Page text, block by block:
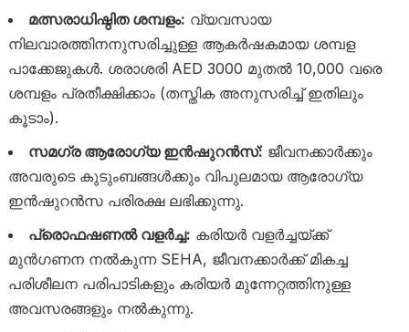
മത്സരാധിഷ്ഠിത ശമ്പളം: വ്യവസായ
നിലവാരത്തിനനുസരിച്ചുള്ള ആകർഷകമായ ശമ്പള
പാക്കേജുകൾ. ശരാശരി AED 3000 മുതൽ 10,000 വരെ
ശമ്പളം പ്രതീക്ഷിക്കാം (തസ്തിക അനുസരിച്ച് ഇതിലും
കൂടാം).
സമഗ്ര ആരോഗ്യ ഇൻഷുറൻസ്: ജീവനക്കാർക്കും
അവരുടെ കുടുംബങ്ങൾക്കും വിപുലമായ ആരോഗ്യ
ഇൻഷുറൻസ പരിരക്ഷ ലഭിക്കുന്നു.
പ്രൊഫഷണൽ വളർച്ച: കരിയർ വളർച്ചയ്ക്ക്
മുൻഗണന നൽകുന്ന SEHA, ജീവനക്കാർക്ക് മികച്ച
പരിശീലന പരിപാടികളും കരിയർ മുന്നേറ്റത്തിനുള്ള
അവസരങ്ങളും നൽകുന്നു.